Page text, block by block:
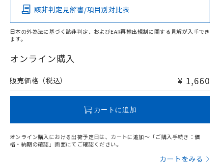
O
在庫等で未対応品が混在する可能性があります。
問い合わせください。
該非判定見解書/項目別対比表
日本の外為法に基づく該非判定、およびEAR再輸出規制に関する見解が入手でき
ます。
オンライン購入
販売価格（税込） ¥ 1,660
カートに追加
オンライン購入における出荷予定日は、カートに追加～「ご購入手続き：価
格・納期の確認」画面にてご確認ください。
カートをみる